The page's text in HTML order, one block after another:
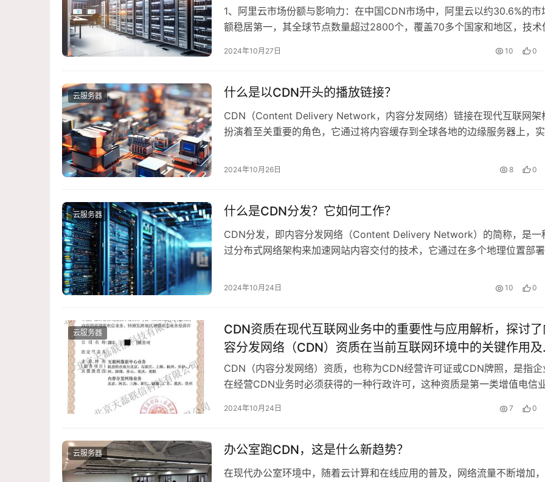
网络（CDN）行业中处于领先地位的公司的问题。它暗示
下来的内容将深入探讨这些顶尖CDN平台公司，以及它们如
引领这一行业的发展和创新。
1、阿里云市场份额与影响力：在中国CDN市场中，阿里云以约30.6%的市
额稳居第一，其全球节点数量超过2800个，覆盖70多个国家和地区，技术
载达到40Gbps至200Gbps，具备150Tbps的带宽储备能力，它还支持
2024年10月27日 10 0
云服务器 什么是以CDN开头的播放链接？
CDN（Content Delivery Network，内容分发网络）链接在现代互联网架
扮演着至关重要的角色，它通过将内容缓存到全球各地的边缘服务器上，实
与工作机制1、内容缓存： - CDN网络会将网站内容（如图片、视频、CSS
2024年10月26日 8 0
云服务器 什么是CDN分发？它如何工作？
CDN分发，即内容分发网络（Content Delivery Network）的简称，是一
过分布式网络架构来加速网站内容交付的技术，它通过在多个地理位置部署
度，一、CDN分发的主要优势1、提升访问速度：通过就近访问的方式，用户
2024年10月24日 10 0
云服务器
CDN资质在现代互联网业务中的重要性与应用解析，探讨了
容分发网络（CDN）资质在当前互联网环境中的关键作用及
对各类企业，特别是那些依赖快速内容传输和高可用性的在
服务提供商的重要性。通过分析CDN技术的优势、适用场
及如何通过获取CDN资质来增强企业的竞争力，文章旨在深
CDN（内容分发网络）资质，也称为CDN经营许可证或CDN牌照，是指企
在经营CDN业务时必须获得的一种行政许可，这种资质是第一类增值电信
分析：一、CDN资质的重要性1、合法性保障：持有CDN资质意味着企业
2024年10月24日 7 0
云服务器 办公室跑CDN，这是什么新趋势？
在现代办公室环境中，随着云计算和在线应用的普及，网络流量不断增加